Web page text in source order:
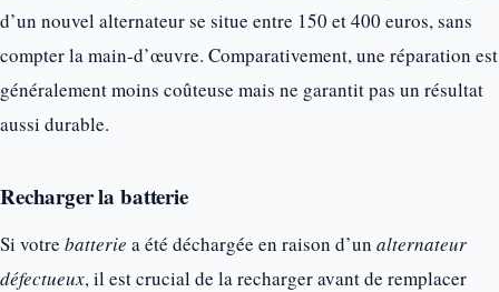
d’un nouvel alternateur se situe entre 150 et 400 euros, sans
compter la main-d’œuvre. Comparativement, une réparation est
généralement moins coûteuse mais ne garantit pas un résultat
aussi durable.
Recharger la batterie
Si votre batterie a été déchargée en raison d’un alternateur
défectueux, il est crucial de la recharger avant de remplacer